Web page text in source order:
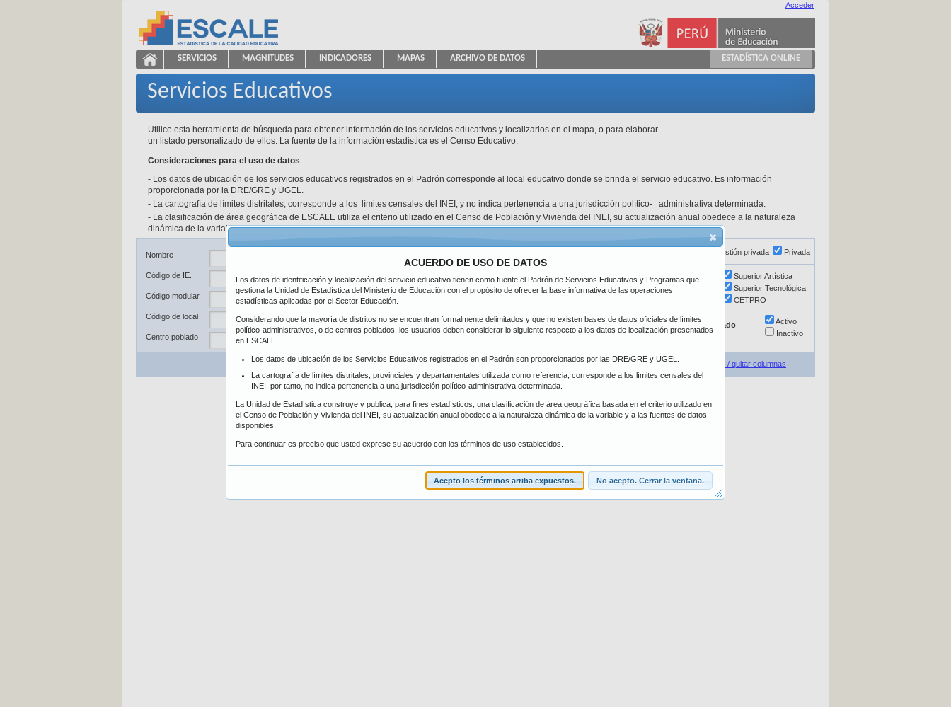
ESCALE - Unidad de Estadística Educativa
Servicios Educativos
Acceder
NAVEGACIÓN
SERVICIOS MAGNITUDES INDICADORES MAPAS ARCHIVO DE DATOS ESTADÍSTICA ONLINE
Servicios Educativos
Utilice esta herramienta de búsqueda para obtener información de los servicios educativos y localizarlos en el mapa, o para elaborar
un listado personalizado de ellos. La fuente de la información estadística es el Censo Educativo.
Consideraciones para el uso de datos
- Los datos de ubicación de los servicios educativos registrados en el Padrón corresponde al local educativo donde se brinda el servicio educativo. Es información
proporcionada por la DRE/GRE y UGEL.
- La cartografía de límites distritales, corresponde a los límites censales del INEI, y no indica pertenencia a una jurisdicción político- administrativa determinada.
- La clasificación de área geográfica de ESCALE utiliza el criterio utilizado en el Censo de Población y Vivienda del INEI, su actualización anual obedece a la naturaleza
dinámica de la variable y a las fuentes de datos disponibles.
Nombre
Código de IE.
Código modular
Código de local
Centro poblado
Departamento
Provincia
Distrito
Tipo de Gestión Pública de gestión privada Privada
Nivel
Inicial
Primaria
Básica Alternativa
Educación Especial
Superior Artística
Superior Tecnológica
CETPRO
Forma de Atención
Escolarizada
No escolarizada
Estado
Activo
Inactivo
Buscar Agregar / quitar columnas
ACUERDO DE USO DE DATOS
Los datos de identificación y localización del servicio educativo tienen como fuente el Padrón de Servicios Educativos y Programas que
gestiona la Unidad de Estadística del Ministerio de Educación con el propósito de ofrecer la base informativa de las operaciones
estadísticas aplicadas por el Sector Educación.
Considerando que la mayoría de distritos no se encuentran formalmente delimitados y que no existen bases de datos oficiales de límites
político-administrativos, o de centros poblados, los usuarios deben considerar lo siguiente respecto a los datos de localización presentados
en ESCALE:
Los datos de ubicación de los Servicios Educativos registrados en el Padrón son proporcionados por las DRE/GRE y UGEL.
La cartografía de límites distritales, provinciales y departamentales utilizada como referencia, corresponde a los límites censales del
INEI, por tanto, no indica pertenencia a una jurisdicción político-administrativa determinada.
La Unidad de Estadística construye y publica, para fines estadísticos, una clasificación de área geográfica basada en el criterio utilizado en
el Censo de Población y Vivienda del INEI, su actualización anual obedece a la naturaleza dinámica de la variable y a las fuentes de datos
disponibles.
Para continuar es preciso que usted exprese su acuerdo con los términos de uso establecidos.
Acepto los términos arriba expuestos. No acepto. Cerrar la ventana.